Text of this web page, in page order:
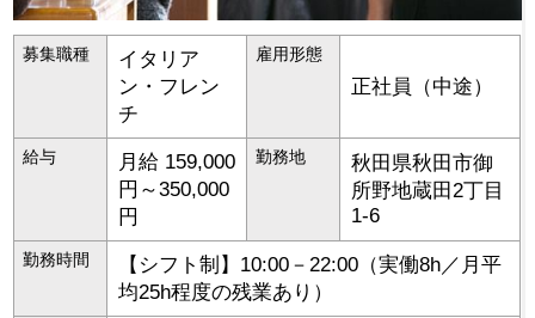
募集職種
イタリア
ン・フレン
チ
雇用形態
正社員（中途）
給与
月給 159,000
円～350,000
円
勤務地 秋田県秋田市御
所野地蔵田2丁目
1-6
勤務時間
【シフト制】10:00－22:00（実働8h／月平
均25h程度の残業あり）